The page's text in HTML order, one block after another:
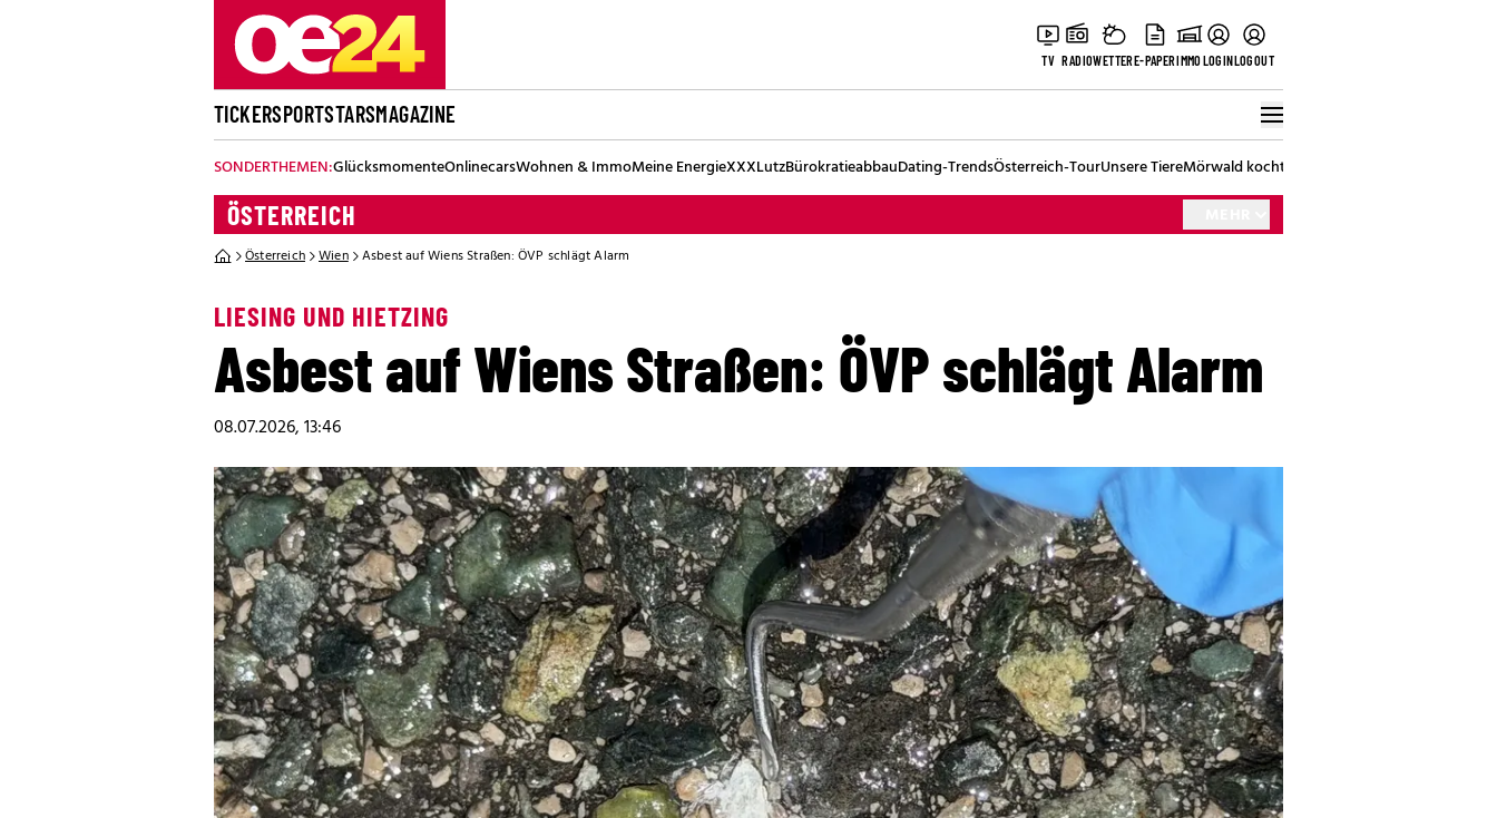
TV RADIOWETTERE-PAPERIMMOLOGINLOGOUT
TICKERSPORTSTARSMAGAZINE
SONDERTHEMEN:GlücksmomenteOnlinecarsWohnen & ImmoMeine EnergieXXXLutzBürokratieabbauDating-TrendsÖsterreich-TourUnsere TiereMörwald kocht
ÖSTERREICH
Österreich Wien Asbest auf Wiens Straßen: ÖVP schlägt Alarm
LIESING UND HIETZING
Asbest auf Wiens Straßen: ÖVP schlägt Alarm
08.07.2026, 13:46